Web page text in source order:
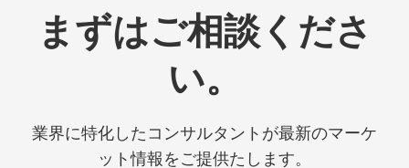
まずはご相談くださ
い。
業界に特化したコンサルタントが最新のマーケ
ット情報をご提供たします。